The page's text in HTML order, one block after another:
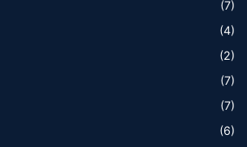
(7)
(4)
(2)
(7)
(7)
(6)